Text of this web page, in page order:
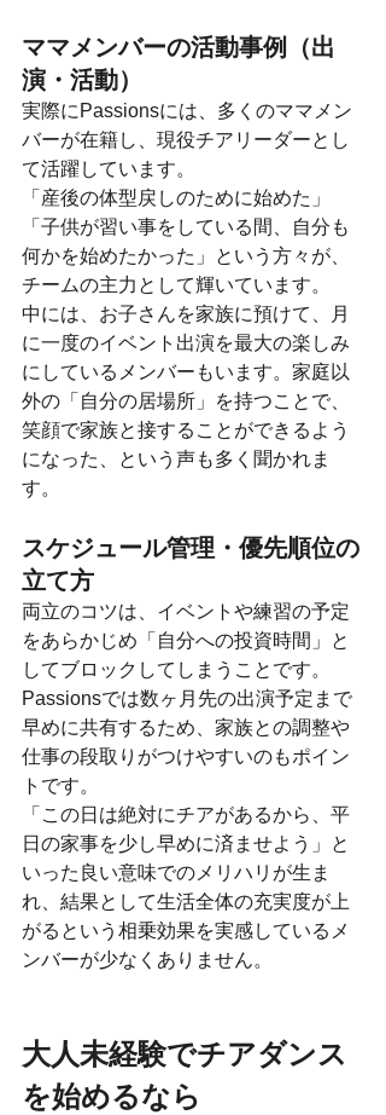
ママメンバーの活動事例（出
演・活動）
実際にPassionsには、多くのママメン
バーが在籍し、現役チアリーダーとし
て活躍しています。
「産後の体型戻しのために始めた」
「子供が習い事をしている間、自分も
何かを始めたかった」という方々が、
チームの主力として輝いています。
中には、お子さんを家族に預けて、月
に一度のイベント出演を最大の楽しみ
にしているメンバーもいます。家庭以
外の「自分の居場所」を持つことで、
笑顔で家族と接することができるよう
になった、という声も多く聞かれま
す。
スケジュール管理・優先順位の
立て方
両立のコツは、イベントや練習の予定
をあらかじめ「自分への投資時間」と
してブロックしてしまうことです。
Passionsでは数ヶ月先の出演予定まで
早めに共有するため、家族との調整や
仕事の段取りがつけやすいのもポイン
トです。
「この日は絶対にチアがあるから、平
日の家事を少し早めに済ませよう」と
いった良い意味でのメリハリが生ま
れ、結果として生活全体の充実度が上
がるという相乗効果を実感しているメ
ンバーが少なくありません。
大人未経験でチアダンス
を始めるなら